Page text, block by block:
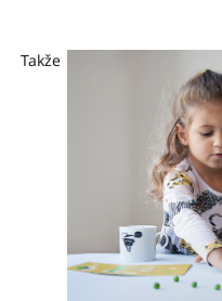
Takže